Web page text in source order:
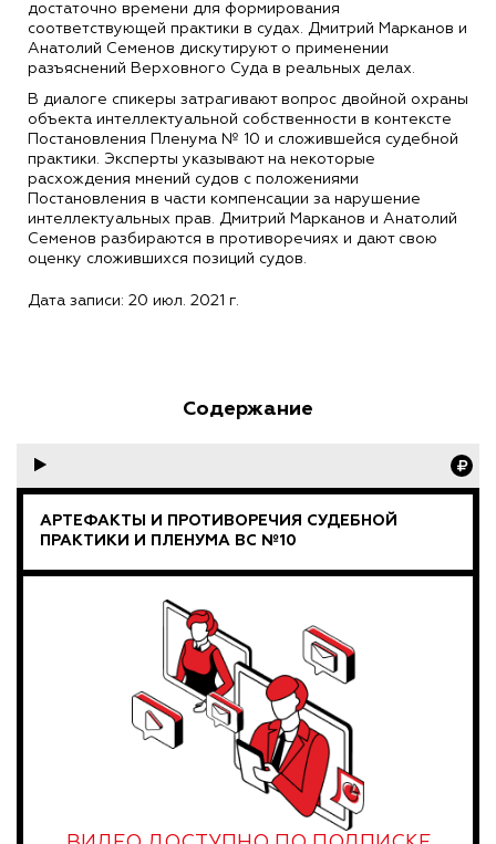
достаточно времени для формирования
соответствующей практики в судах. Дмитрий Марканов и
Анатолий Семенов дискутируют о применении
разъяснений Верховного Суда в реальных делах.
В диалоге спикеры затрагивают вопрос двойной охраны
объекта интеллектуальной собственности в контексте
Постановления Пленума № 10 и сложившейся судебной
практики. Эксперты указывают на некоторые
расхождения мнений судов с положениями
Постановления в части компенсации за нарушение
интеллектуальных прав. Дмитрий Марканов и Анатолий
Семенов разбираются в противоречиях и дают свою
оценку сложившихся позиций судов.
Дата записи: 20 июл. 2021 г.
Содержание
АРТЕФАКТЫ И ПРОТИВОРЕЧИЯ СУДЕБНОЙ
ПРАКТИКИ И ПЛЕНУМА ВС №10